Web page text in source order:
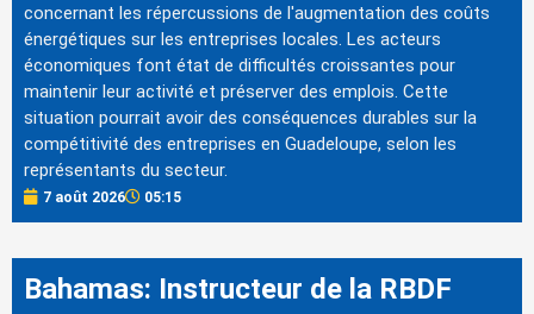
concernant les répercussions de l'augmentation des coûts
énergétiques sur les entreprises locales. Les acteurs
économiques font état de difficultés croissantes pour
maintenir leur activité et préserver des emplois. Cette
situation pourrait avoir des conséquences durables sur la
compétitivité des entreprises en Guadeloupe, selon les
représentants du secteur.
7 août 2026 05:15
Bahamas: Instructeur de la RBDF